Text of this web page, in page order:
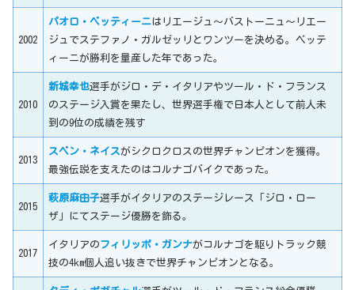
2002
パオロ・ベッティーニはリエージュ～バストーニュ～リエー
ジュでステファノ・ガルゼッリとワンツーを決める。ベッテ
ィーニが勝利を量産した年であった。
2010
新城幸也選手がジロ・デ・イタリアやツール・ド・フランス
のステージ入賞を果たし、世界選手権で日本人として前人未
到の9位の成績を残す
2013
スベン・ネイスがシクロクロスの世界チャンピオンを獲得。
最強伝説を支えたのはコルナゴバイクであった。
2015
萩原麻由子選手がイタリアのステージレース「ジロ・ロー
ザ」にてステージ優勝を飾る。
2017
イタリアのフィリッポ・ガンナがコルナゴを駆りトラック競
技の4km個人追い抜きで世界チャンピオンとなる。